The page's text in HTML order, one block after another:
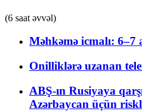
(6 saat əvvəl)
Məhkəmə icmalı: 6–7
Onilliklərə uzanan
ABŞ-ın Rusiyaya
Azərbaycan üçün